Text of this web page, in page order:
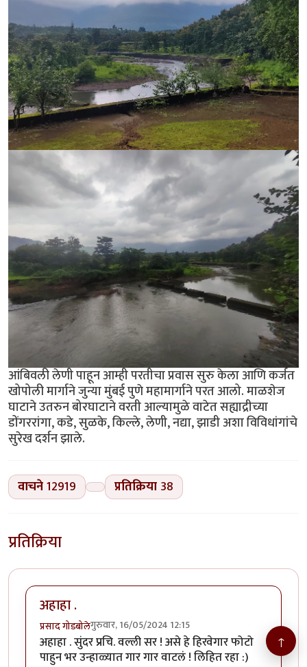
आंबिवली लेणी पाहून आम्ही परतीचा प्रवास सुरु केला आणि कर्जत
खोपोली मार्गाने जुन्या मुंबई पुणे महामार्गाने परत आलो. माळशेज
घाटाने उतरुन बोरघाटाने वरती आल्यामुळे वाटेत सह्याद्रीच्या
डोंगररांगा, कडे, सुळके, किल्ले, लेणी, नद्या, झाडी अशा विविधांगांचे
सुरेख दर्शन झाले.
वाचने12919 प्रतिक्रिया 38
प्रतिक्रिया
अहाहा .
प्रसाद गोडबोलेगुरुवार, 16/05/2024 12:15
अहाहा . सुंदर प्रचि. वल्ली सर ! असे हे हिरवेगार फोटो
पाहुन भर उन्हाळ्यात गार गार वाटलं ! लिहित रहा :)
↑